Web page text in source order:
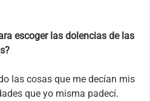
escoger las dolencias de las
las cosas que me decían mis
que yo misma padecí.